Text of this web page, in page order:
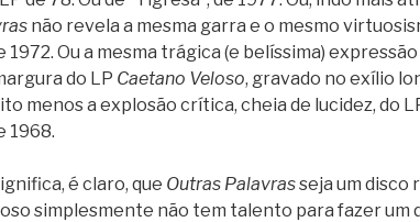
não revela a mesma garra e o mesmo
1972. Ou a mesma trágica (e belíssima) expressão
do LP Caetano Veloso, gravado no exílio
menos a explosão crítica, cheia de lucidez, do
1968.
é claro, que Outras Palavrasseja um disco
simplesmente não tem talento para fazer um